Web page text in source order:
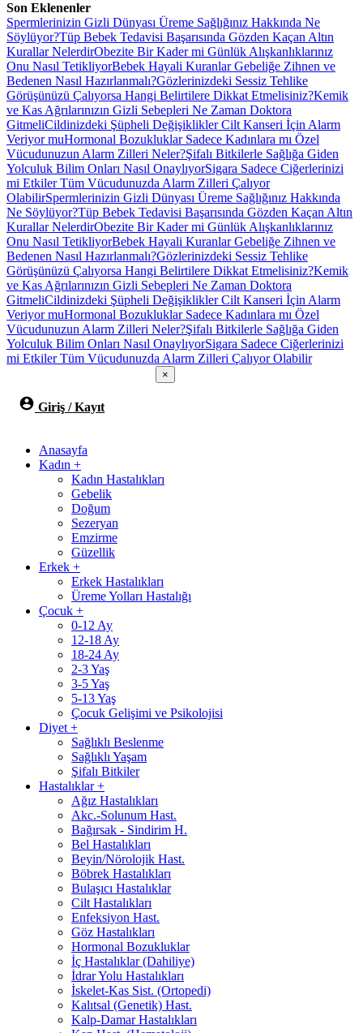
Son Eklenenler
Spermlerinizin Gizli Dünyası Üreme Sağlığınız Hakkında Ne
Söylüyor?Tüp Bebek Tedavisi Başarısında Gözden Kaçan Altın
Kurallar NelerdirObezite Bir Kader mi Günlük Alışkanlıklarınız
Onu Nasıl TetikliyorBebek Hayali Kuranlar Gebeliğe Zihnen ve
Bedenen Nasıl Hazırlanmalı?Gözlerinizdeki Sessiz Tehlike
Görüşünüzü Çalıyorsa Hangi Belirtilere Dikkat Etmelisiniz?Kemik
ve Kas Ağrılarınızın Gizli Sebepleri Ne Zaman Doktora
GitmeliCildinizdeki Şüpheli Değişiklikler Cilt Kanseri İçin Alarm
Veriyor muHormonal Bozukluklar Sadece Kadınlara mı Özel
Vücudunuzun Alarm Zilleri Neler?Şifalı Bitkilerle Sağlığa Giden
Yolculuk Bilim Onları Nasıl OnaylıyorSigara Sadece Ciğerlerinizi
mi Etkiler Tüm Vücudunuzda Alarm Zilleri Çalıyor
OlabilirSpermlerinizin Gizli Dünyası Üreme Sağlığınız Hakkında
Ne Söylüyor?Tüp Bebek Tedavisi Başarısında Gözden Kaçan Altın
Kurallar NelerdirObezite Bir Kader mi Günlük Alışkanlıklarınız
Onu Nasıl TetikliyorBebek Hayali Kuranlar Gebeliğe Zihnen ve
Bedenen Nasıl Hazırlanmalı?Gözlerinizdeki Sessiz Tehlike
Görüşünüzü Çalıyorsa Hangi Belirtilere Dikkat Etmelisiniz?Kemik
ve Kas Ağrılarınızın Gizli Sebepleri Ne Zaman Doktora
GitmeliCildinizdeki Şüpheli Değişiklikler Cilt Kanseri İçin Alarm
Veriyor muHormonal Bozukluklar Sadece Kadınlara mı Özel
Vücudunuzun Alarm Zilleri Neler?Şifalı Bitkilerle Sağlığa Giden
Yolculuk Bilim Onları Nasıl OnaylıyorSigara Sadece Ciğerlerinizi
mi Etkiler Tüm Vücudunuzda Alarm Zilleri Çalıyor Olabilir
×
Giriş / Kayıt
Anasayfa
Kadın +
Kadın Hastalıkları
Gebelik
Doğum
Sezeryan
Emzirme
Güzellik
Erkek +
Erkek Hastalıkları
Üreme Yolları Hastalığı
Çocuk +
0-12 Ay
12-18 Ay
18-24 Ay
2-3 Yaş
3-5 Yaş
5-13 Yaş
Çocuk Gelişimi ve Psikolojisi
Diyet +
Sağlıklı Beslenme
Sağlıklı Yaşam
Şifalı Bitkiler
Hastalıklar+
Ağız Hastalıkları
Akc.-Solunum Hast.
Bağırsak - Sindirim H.
Bel Hastalıkları
Beyin/Nörolojik Hast.
Böbrek Hastalıkları
Bulaşıcı Hastalıklar
Cilt Hastalıkları
Enfeksiyon Hast.
Göz Hastalıkları
Hormonal Bozukluklar
İç Hastalıklar (Dahiliye)
İdrar Yolu Hastalıkları
İskelet-Kas Sist. (Ortopedi)
Kalıtsal (Genetik) Hast.
Kalp-Damar Hastalıkları